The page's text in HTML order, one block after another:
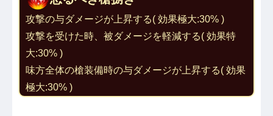
攻撃の与ダメージが上昇する( 効果極大:30% )
攻撃を受けた時、被ダメージを軽減する( 効果特
大:30% )
味方全体の槍装備時の与ダメージが上昇する( 効果
極大:30% )